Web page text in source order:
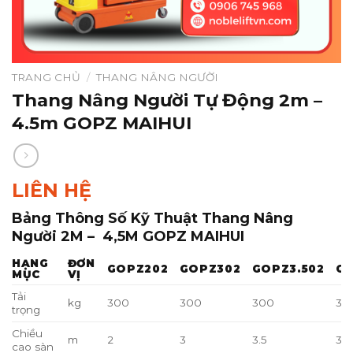
TRANG CHỦ / THANG NÂNG NGƯỜI
Thang Nâng Người Tự Động 2m –
4.5m GOPZ MAIHUI
LIÊN HỆ
Bảng Thông Số Kỹ Thuật Thang Nâng
Người 2M – 4,5M GOPZ MAIHUI
HẠNG
MỤC
ĐƠN
VỊ
GOPZ202 GOPZ302 GOPZ3.502
Tải
trọng
kg 300 300 300
Chiều
cao sàn
m 2 3 3.5 3.5